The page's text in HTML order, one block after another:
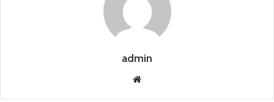
admin